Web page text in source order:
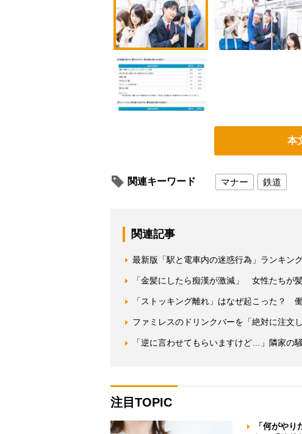
本
関連キーワード マナー 鉄道
関連記事
最新版「駅と電車内の迷惑行為」ランキン
「金髪にしたら痴漢が激減」 女性たちが
「ストッキング離れ」はなぜ起こった？
ファミレスのドリンクバーを「絶対に注文
「逆に言わせてもらいますけど…」隣家の
注目TOPIC
「何がや